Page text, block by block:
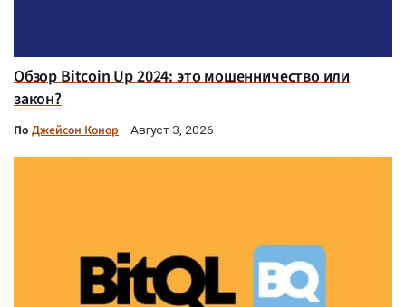
Обзор Bitcoin Up 2024: это мошенничество или
закон?
По Джейсон Конор Август 3, 2026